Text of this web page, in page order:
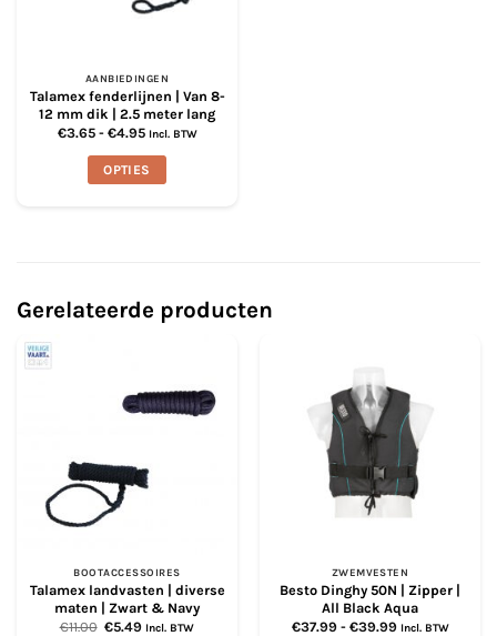
AANBIEDINGEN
Talamex fenderlijnen | Van 8-
12 mm dik | 2.5 meter lang
€3.65 - €4.95Prijsklasse:
tot
€4.95
Incl. BTW
OPTIES
Deze
worden
op
productpagina
Gerelateerde producten
BOOTACCESSOIRES
Talamex landvasten | diverse
maten | Zwart & Navy
€11.00 Oorspronkelijke
€5.49Huidige
Incl. BTW
ZWEMVESTEN
Besto Dinghy 50N | Zipper |
All Black Aqua
€37.99 - €39.99Prijsklasse:
Incl. BTW